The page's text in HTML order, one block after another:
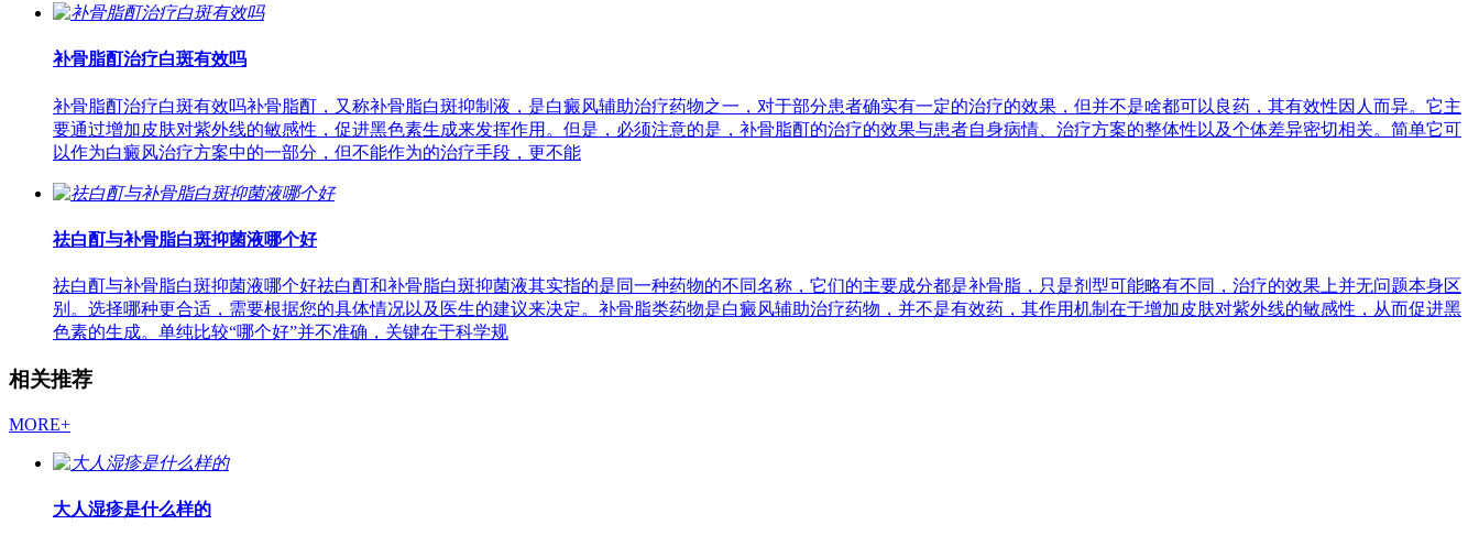
补骨脂酊治疗白斑有效吗
补骨脂酊治疗白斑有效吗补骨脂酊，又称补骨脂白斑抑制液，是白癜风辅助治疗药物之一，对于部分患者确实有一定的治疗的效果，但并不是啥都可以良药，其有效性因人而异。它主
要通过增加皮肤对紫外线的敏感性，促进黑色素生成来发挥作用。但是，必须注意的是，补骨脂酊的治疗的效果与患者自身病情、治疗方案的整体性以及个体差异密切相关。简单它可
以作为白癜风治疗方案中的一部分，但不能作为的治疗手段，更不能
祛白酊与补骨脂白斑抑菌液哪个好
祛白酊与补骨脂白斑抑菌液哪个好祛白酊和补骨脂白斑抑菌液其实指的是同一种药物的不同名称，它们的主要成分都是补骨脂，只是剂型可能略有不同，治疗的效果上并无问题本身区
别。选择哪种更合适，需要根据您的具体情况以及医生的建议来决定。补骨脂类药物是白癜风辅助治疗药物，并不是有效药，其作用机制在于增加皮肤对紫外线的敏感性，从而促进黑
色素的生成。单纯比较“哪个好”并不准确，关键在于科学规
相关推荐
MORE+
大人湿疹是什么样的